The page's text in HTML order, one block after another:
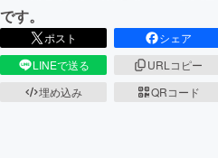
です。
ポスト
シェア
LINEで送る
URLコピー
埋め込み
QRコード